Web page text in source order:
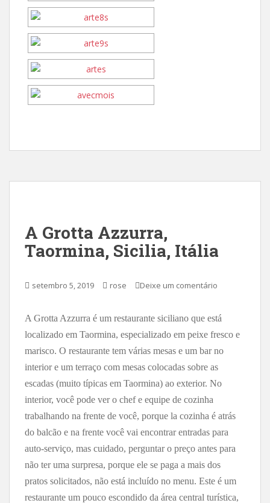
A Grotta Azzurra,
Taormina, Sicilia, Itália
setembro 5, 2019 rose Deixe um comentário
A Grotta Azzurra é um restaurante siciliano que está
localizado em Taormina, especializado em peixe fresco e
marisco. O restaurante tem várias mesas e um bar no
interior e um terraço com mesas colocadas sobre as
escadas (muito típicas em Taormina) ao exterior. No
interior, você pode ver o chef e equipe de cozinha
trabalhando na frente de você, porque la cozinha é atrás
do balcão e na frente você vai encontrar entradas para
auto-serviço, mas cuidado, perguntar o preço antes para
não ter uma surpresa, porque ele se paga a mais dos
pratos solicitados, não está incluído no menu. Este é um
restaurante um pouco escondido da área central turística,